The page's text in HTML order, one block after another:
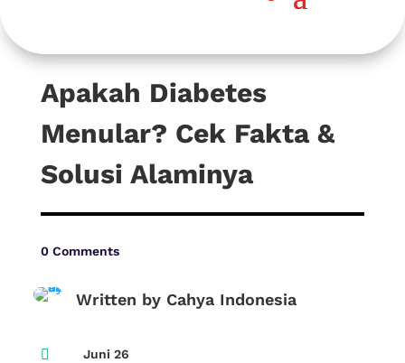
Apakah Diabetes
Menular? Cek Fakta &
Solusi Alaminya
0 Comments
Written by Cahya Indonesia
 Juni 26